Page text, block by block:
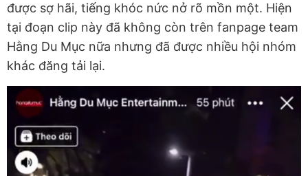
được sợ hãi, tiếng khóc nức nở rõ mồn một. Hiện
tại đoạn clip này đã không còn trên fanpage team
Hằng Du Mục nữa nhưng đã được nhiều hội nhóm
khác đăng tải lại.